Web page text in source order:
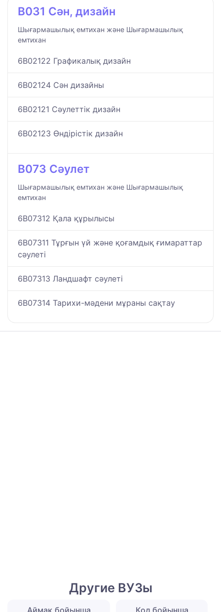
B031 Сән, дизайн
Шығармашылық емтихан және Шығармашылық
емтихан
6B02122 Графикалық дизайн
6B02124 Сән дизайны
6B02121 Сәулеттік дизайн
6B02123 Өндірістік дизайн
B073 Сәулет
Шығармашылық емтихан және Шығармашылық
емтихан
6B07312 Қала құрылысы
6B07311 Тұрғын үй және қоғамдық ғимараттар
сәулеті
6B07313 Ландшафт сәулетi
6B07314 Тарихи-мәдени мұраны сақтау
Другие ВУЗы